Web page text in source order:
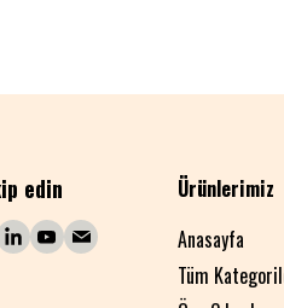
edin
Ürünlerimiz
Anasayfa
Tüm